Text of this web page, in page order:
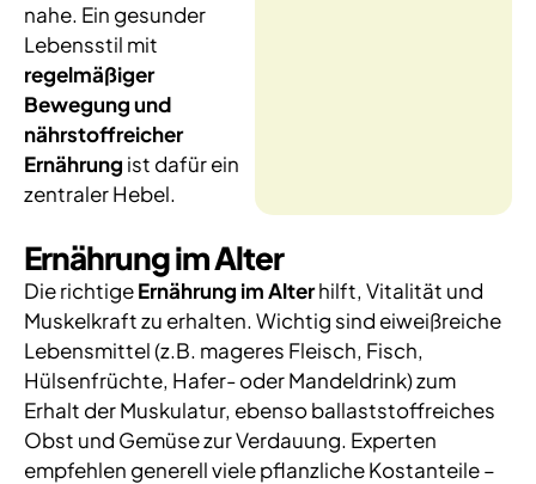
nahe. Ein gesunder
Lebensstil mit
regelmäßiger
Bewegung und
nährstoffreicher
Ernährung ist dafür ein
zentraler Hebel.
Ernährung im Alter
Die richtigeErnährung im Alterhilft, Vitalität und
Muskelkraft zu erhalten. Wichtig sind eiweißreiche
Lebensmittel (z.B. mageres Fleisch, Fisch,
Hülsenfrüchte, Hafer- oder Mandeldrink) zum
Erhalt der Muskulatur, ebenso ballaststoffreiches
Obst und Gemüse zur Verdauung. Experten
empfehlen generell viele pflanzliche Kostanteile –